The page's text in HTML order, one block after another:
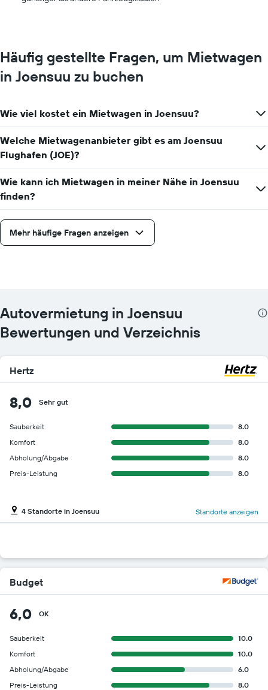
Häufig gestellte Fragen, um Mietwagen
in Joensuu zu buchen
Wie viel kostet ein Mietwagen in Joensuu?
Welche Mietwagenanbieter gibt es am Joensuu
Flughafen (JOE)?
Wie kann ich Mietwagen in meiner Nähe in Joensuu
finden?
Mehr häufige Fragen anzeigen
Autovermietung in Joensuu
Bewertungen und Verzeichnis
Hertz
8,0 Sehr gut
Sauberkeit
8.0
Komfort
8.0
Abholung/Abgabe
8.0
Preis-Leistung
8.0
4 Standorte in Joensuu Standorte anzeigen
Budget
6,0 OK
Sauberkeit
10.0
Komfort
10.0
Abholung/Abgabe
6.0
Preis-Leistung
8.0